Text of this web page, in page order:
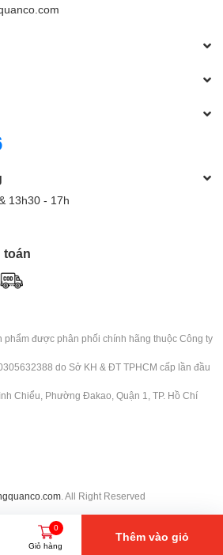
13h30 - 17h
phẩm được phân phối chính hãng thuộc Công ty
do Sở KH & ĐT TPHCM cấp lần đầu
Chiểu, Phường Đakao, Quận 1, TP. Hồ Chí
. All Right Reserved
0
Giỏ hàng
Thêm vào giỏ